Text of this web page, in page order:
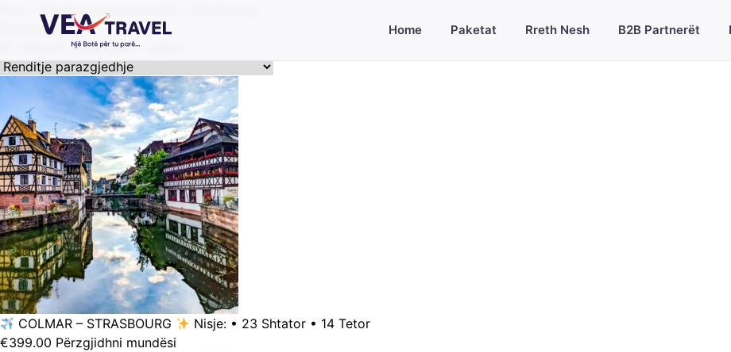
Home Paketat Rreth Nesh B2B Partnerët
/ Destinacionet produkti / Strasbourg
Strasbourg
Po shfaqet përfundimi i vetëm
COLMAR – STRASBOURG
Nisje: • 23 Shtator • 14 Tetor
€399.00 Përzgjidhni mundësi